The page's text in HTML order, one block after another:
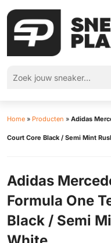
Home » Producten » Adidas
Court Core Black / Semi Mint
Adidas
Formula One
Black / Semi